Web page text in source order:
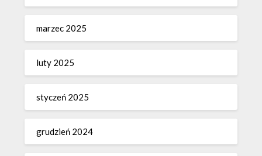
marzec 2025
luty 2025
styczeń 2025
grudzień 2024